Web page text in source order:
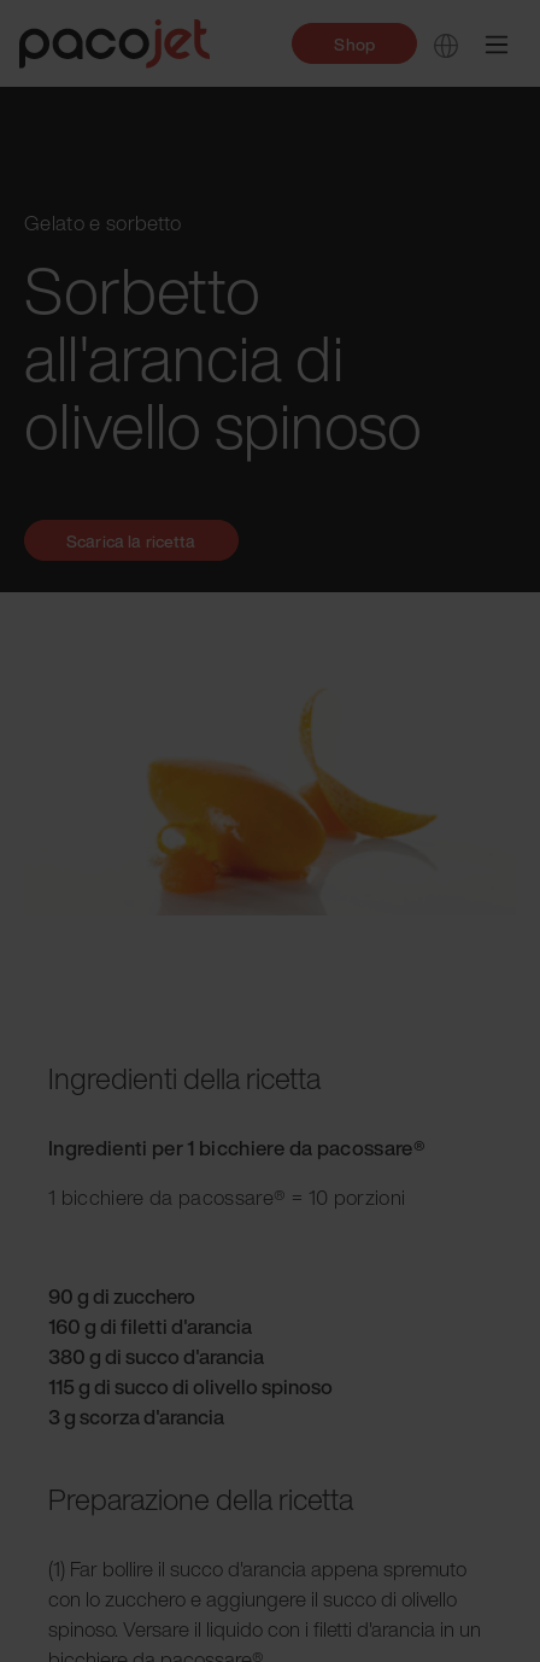
Shop
Gelato e sorbetto
Sorbetto
all'arancia di
olivello spinoso
Ingredienti della ricetta
Ingredienti per 1 bicchiere da pacossare®
1 bicchiere da pacossare® = 10 porzioni
90 g di zucchero
160 g di filetti d'arancia
380 g di succo d'arancia
115 g di succo di olivello spinoso
3 g scorza d'arancia
Preparazione della ricetta
(1) Far bollire il succo d'arancia appena spremuto
con lo zucchero e aggiungere il succo di olivello
spinoso. Versare il liquido con i filetti d'arancia in un
Scarica la ricetta